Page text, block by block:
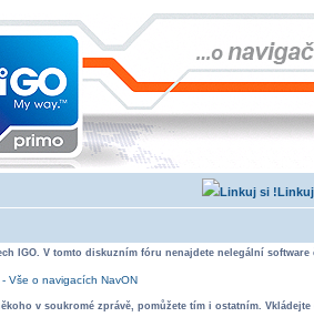
IGO. V tomto diskuzním fóru nenajdete nelegální software
- Vše o navigacích NavON
v soukromé zprávě, pomůžete tím i ostatním.